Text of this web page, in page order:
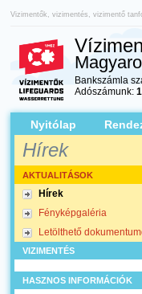
Vizimentők, vizimentés, vizimentő
Bankszámla
Adószámunk:
Nyitólap
Hírek
AKTUALITÁSOK
Hírek
Fényképgaléria
Letölthető
VIZIMENTÉS
HASZNOS INFORMÁCIÓK